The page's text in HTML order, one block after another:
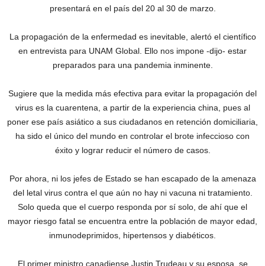
presentará en el país del 20 al 30 de marzo.
La propagación de la enfermedad es inevitable, alertó el científico
en entrevista para UNAM Global. Ello nos impone -dijo- estar
preparados para una pandemia inminente.
Sugiere que la medida más efectiva para evitar la propagación del
virus es la cuarentena, a partir de la experiencia china, pues al
poner ese país asiático a sus ciudadanos en retención domiciliaria,
ha sido el único del mundo en controlar el brote infeccioso con
éxito y lograr reducir el número de casos.
Por ahora, ni los jefes de Estado se han escapado de la amenaza
del letal virus contra el que aún no hay ni vacuna ni tratamiento.
Solo queda que el cuerpo responda por sí solo, de ahí que el
mayor riesgo fatal se encuentra entre la población de mayor edad,
inmunodeprimidos, hipertensos y diabéticos.
El primer ministro canadiense Justin Trudeau y su esposa, se